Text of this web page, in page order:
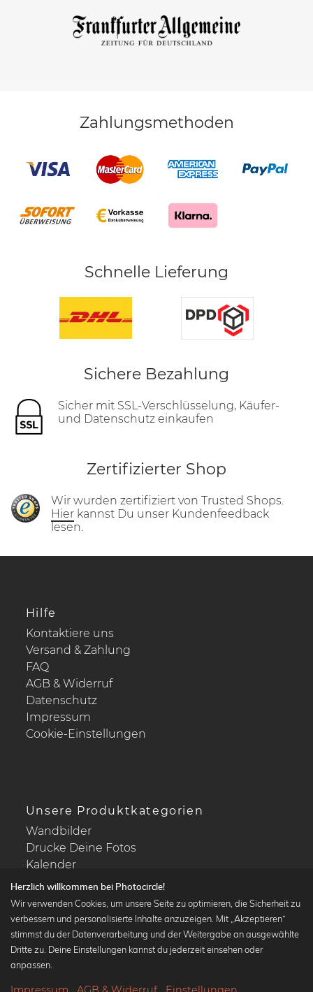
Zahlungsmethoden
Schnelle Lieferung
Sichere Bezahlung
Sicher mit SSL-Verschlüsselung, Käufer-
und Datenschutz einkaufen
Zertifizierter Shop
Wir wurden zertifiziert von Trusted Shops.
Hier kannst Du unser Kundenfeedback
lesen.
Hilfe
Kontaktiere uns
Versand & Zahlung
FAQ
AGB & Widerruf
Datenschutz
Impressum
Cookie-Einstellungen
Unsere Produktkategorien
Wandbilder
Drucke Deine Fotos
Kalender
Beliebte Kollektionen
Wandbilder in schwarz-weiß
Herzlich willkommen bei Photocircle!
Wir verwenden Cookies, um unsere Seite zu optimieren, die Sicherheit zu
verbessern und personalisierte Inhalte anzuzeigen. Mit „Akzeptieren“
stimmst du der Datenverarbeitung und der Weitergabe an ausgewählte
Dritte zu. Deine Einstellungen kannst du jederzeit einsehen oder
anpassen.